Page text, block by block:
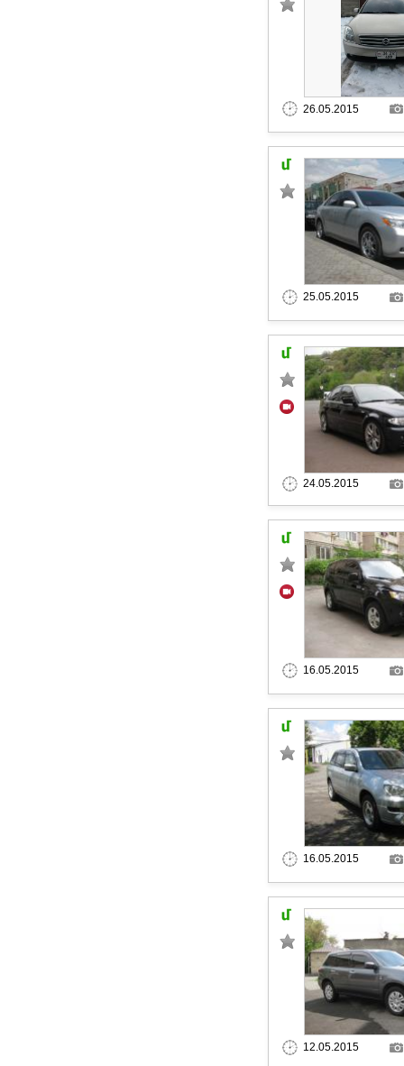
26.05.2015
25.05.2015
24.05.2015
16.05.2015
16.05.2015
12.05.2015